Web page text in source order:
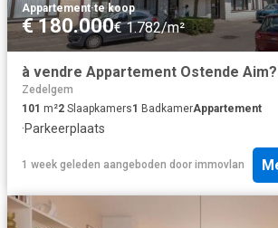
Appartement·te koop
€ 180.000€ 1.782/m²
Zedelgem
101 m²2 Slaapkamers1 BadkamerAppartement
·Parkeerplaats
1 week geleden aangeboden door immovlan